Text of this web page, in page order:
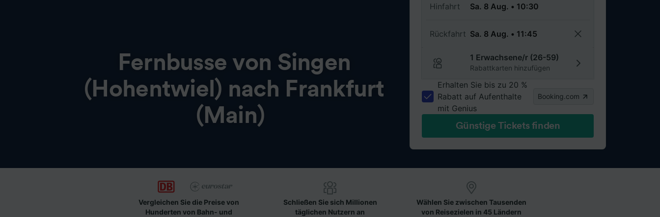
Fernbusse von Singen
(Hohentwiel) nach Frankfurt
(Main)
Hinfahrt
Rückfahrt
1 Erwachsene/r (26-59)
Rabattkarten hinzufügen
Erhalten Sie bis zu 20 %
Rabatt auf Aufenthalte
mit Genius
Booking.com
Günstige Tickets finden
Vergleichen Sie die Preise von
Hunderten von Bahn- und
Schließen Sie sich Millionen
täglichen Nutzern an
Wählen Sie zwischen Tausenden
von Reisezielen in 45 Ländern